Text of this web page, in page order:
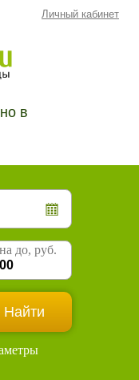
Личный кабинет
в
до, руб.